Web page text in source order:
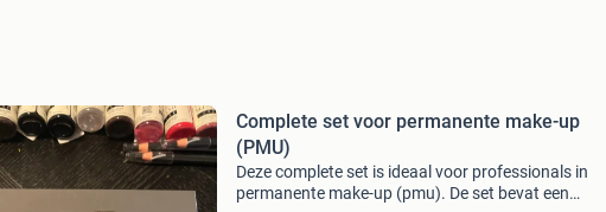
Complete set voor permanente make-up
(PMU)
Deze complete set is ideaal voor professionals in
permanente make-up (pmu). De set bevat een